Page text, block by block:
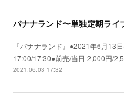
バナナランド〜単独定期ライ
『バナナランド』●2021年6月13
17:00/17:30●前売/当日 2,000円/
2021.06.03 17:32